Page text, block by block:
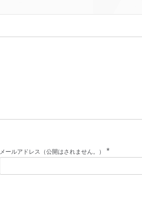
メールアドレス（公開はされません。） *